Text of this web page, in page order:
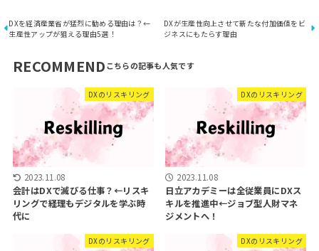
DXを経済産業省が猛烈に勧める理由は？←
生産性アップが狙える理由5選！
DXが生産性向上させて新たな付加価値をビ
ジネスにもたらす理由
RECOMMEND
DXのリスキリング
2023.11.08
会計はDXで滅びる仕事？←リスキ
リングで経理もデジタルを学ぶ時
代に
DXのリスキリング
2023.11.08
日立アカデミーは全従業員にDXス
キルを推進中←ジョブ型人財マネ
ジメントへ！
DXのリスキリング DXのリスキリング